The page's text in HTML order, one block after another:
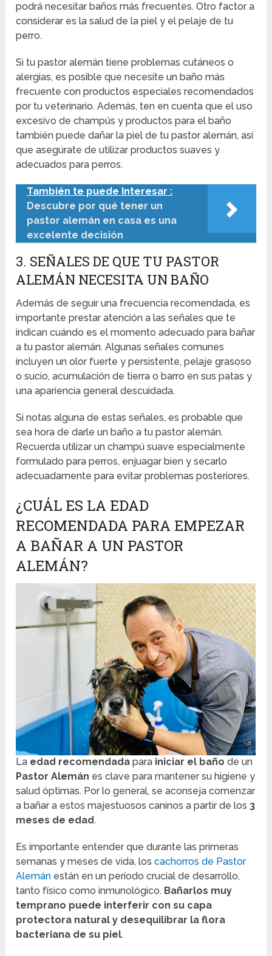
podrá necesitar baños más frecuentes. Otro factor a
considerar es la salud de la piel y el pelaje de tu
perro.
Si tu pastor alemán tiene problemas cutáneos o
alergias, es posible que necesite un baño más
frecuente con productos especiales recomendados
por tu veterinario. Además, ten en cuenta que el uso
excesivo de champús y productos para el baño
también puede dañar la piel de tu pastor alemán, así
que asegúrate de utilizar productos suaves y
adecuados para perros.
También te puede Interesar :
Descubre por qué tener un
pastor alemán en casa es una
excelente decisión
3. SEÑALES DE QUE TU PASTOR
ALEMÁN NECESITA UN BAÑO
Además de seguir una frecuencia recomendada, es
importante prestar atención a las señales que te
indican cuándo es el momento adecuado para bañar
a tu pastor alemán. Algunas señales comunes
incluyen un olor fuerte y persistente, pelaje grasoso
o sucio, acumulación de tierra o barro en sus patas y
una apariencia general descuidada.
Si notas alguna de estas señales, es probable que
sea hora de darle un baño a tu pastor alemán.
Recuerda utilizar un champú suave especialmente
formulado para perros, enjuagar bien y secarlo
adecuadamente para evitar problemas posteriores.
¿CUÁL ES LA EDAD
RECOMENDADA PARA EMPEZAR
A BAÑAR A UN PASTOR
ALEMÁN?
La edad recomendada para iniciar el baño de un
Pastor Alemán es clave para mantener su higiene y
salud óptimas. Por lo general, se aconseja comenzar
a bañar a estos majestuosos caninos a partir de los 3
meses de edad.
Es importante entender que durante las primeras
semanas y meses de vida, loscachorros de Pastor
Alemán están en un período crucial de desarrollo,
tanto físico como inmunológico. Bañarlos muy
temprano puede interferir con su capa
protectora natural y desequilibrar la flora
bacteriana de su piel.